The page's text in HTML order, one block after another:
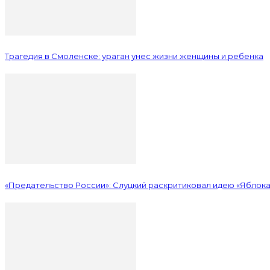
Трагедия в Смоленске: ураган унес жизни женщины и ребенка
«Предательство России»: Слуцкий раскритиковал идею